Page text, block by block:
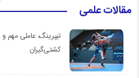
مقالات علمی
تیپرینگ، عاملی مهم و
کشتی‌گیران